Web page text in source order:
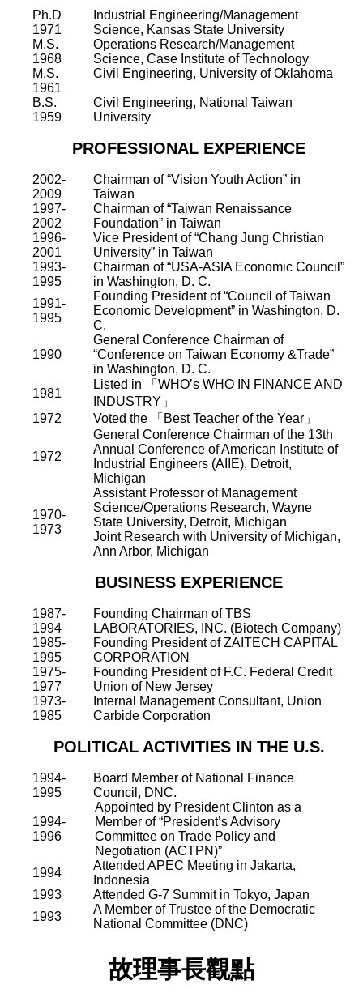
Ph.D
1971
Industrial Engineering/Management
Science, Kansas State University
M.S.
1968
Operations Research/Management
Science, Case Institute of Technology
M.S.
1961
Civil Engineering, University of Oklahoma
B.S.
1959
Civil Engineering, National Taiwan
University
PROFESSIONAL EXPERIENCE
2002-
2009
Chairman of “Vision Youth Action” in
Taiwan
1997-
2002
Chairman of “Taiwan Renaissance
Foundation” in Taiwan
1996-
2001
Vice President of “Chang Jung Christian
University” in Taiwan
1993-
1995
Chairman of “USA-ASIA Economic Council”
in Washington, D. C.
1991-
1995
Founding President of “Council of Taiwan
Economic Development” in Washington, D.
C.
1990
General Conference Chairman of
“Conference on Taiwan Economy &Trade”
in Washington, D. C.
1981
Listed in 「WHO’s WHO IN FINANCE AND
INDUSTRY 」
1972
Voted the 「 Best Teacher of the Year 」
1972
General Conference Chairman of the 13th
Annual Conference of American Institute of
Industrial Engineers (AIIE), Detroit,
Michigan
1970-
1973
Assistant Professor of Management
Science/Operations Research, Wayne
State University, Detroit, Michigan
Joint Research with University of Michigan,
Ann Arbor, Michigan
BUSINESS EXPERIENCE
1987-
1994
Founding Chairman of TBS
LABORATORIES, INC. (Biotech Company)
1985-
1995
Founding President of ZAITECH CAPITAL
CORPORATION
1975-
1977
Founding President of F.C. Federal Credit
Union of New Jersey
1973-
1985
Internal Management Consultant, Union
Carbide Corporation
POLITICAL ACTIVITIES IN THE U.S.
1994-
1995
Board Member of National Finance
Council, DNC.
1994-
1996
Appointed by President Clinton as a
Member of “President’s Advisory
Committee on Trade Policy and
Negotiation (ACTPN)”
1994
Attended APEC Meeting in Jakarta,
Indonesia
1993
Attended G-7 Summit in Tokyo, Japan
1993
A Member of Trustee of the Democratic
National Committee (DNC)
故理事長觀點